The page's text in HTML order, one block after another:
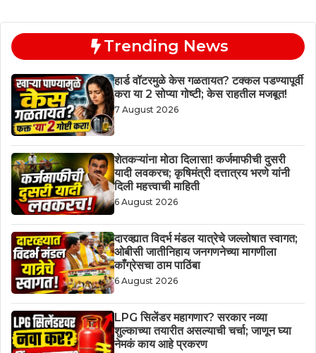
Trending News
हार्ड वॉटरमुळे केस गळतायत? टक्कल पडण्यापूर्वी
करा या 2 सोप्या गोष्टी; केस राहतील मजबूत!
7 August 2026
शेतकऱ्यांना मोठा दिलासा! कर्जमाफीची दुसरी
यादी लवकरच; कृषिमंत्री दत्तात्रय भरणे यांनी
दिली महत्त्वाची माहिती
6 August 2026
दारव्ह्यात विदर्भ मंडल यात्रेचे जल्लोषात स्वागत;
ओबीसी जातीनिहाय जनगणनेच्या मागणीला
काँग्रेसचा ठाम पाठिंबा
6 August 2026
LPG सिलेंडर महागणार? सरकार नव्या
शुल्काच्या तयारीत असल्याची चर्चा; जाणून घ्या
नेमकं काय आहे प्रकरण